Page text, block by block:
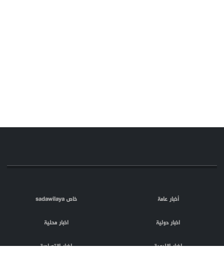
أخبار عامة خاص sadawilaya
اخبار دولية اخبار محلية
اخبار اقليمية اخبار اقتصادية